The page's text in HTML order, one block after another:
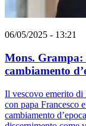
06/05/2025 - 13:21
Mons. Grampa:
cambiamento
Il vescovo emerito di
con papa Francesco
cambiamento